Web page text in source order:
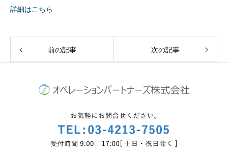
詳細はこちら
前の記事 次の記事